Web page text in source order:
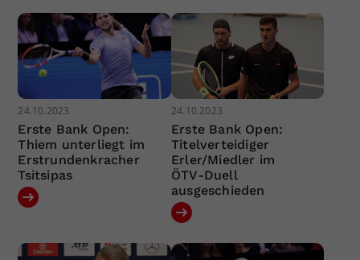
24.10.2023
Erste Bank Open:
Thiem unterliegt im
Erstrundenkracher
Tsitsipas
24.10.2023
Erste Bank Open:
Titelverteidiger
Erler/Miedler im
ÖTV-Duell
ausgeschieden